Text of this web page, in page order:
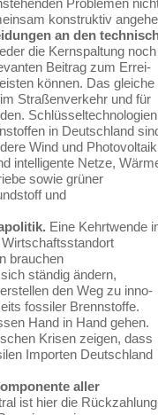
konstruktiv
an den
die Kernspaltung noch
Beitrag zum Errei­
können. Das gleiche
Straßenverkehr und für
Schlüsseltechnologien
in Deutschland
Wind und
intelligente Netze,
sowie grüner
und
Eine Kehrtwende
brauchen
ständig ändern,
den Weg zu inno­
fossiler Brennstoffe.
Hand in Hand gehen.
Krisen zeigen, dass
Importen Deutschland
aller
ist hier die Rückzahlung